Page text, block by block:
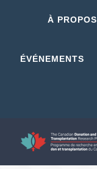
À PROPOS
ÉVÉNEMENTS